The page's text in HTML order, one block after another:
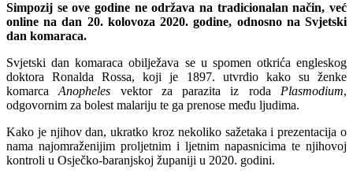
Simpozij se ove godine ne održava na tradicionalan način, već
online na dan 20. kolovoza 2020. godine, odnosno na Svjetski
dan komaraca.
Svjetski dan komaraca obilježava se u spomen otkrića engleskog
doktora Ronalda Rossa, koji je 1897. utvrdio kako su ženke
komarcaAnopheles vektor za parazita iz roda Plasmodium,
odgovornim za bolest malariju te ga prenose među ljudima.
Kako je njihov dan, ukratko kroz nekoliko sažetaka i prezentacija o
nama najomraženijim proljetnim i ljetnim napasnicima te njihovoj
kontroli u Osječko-baranjskoj županiji u 2020. godini.